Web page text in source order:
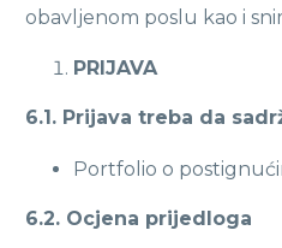
obavljenom poslu kao i
PRIJAVA
6.1. Prijava treba da
Portfolio o
6.2. Ocjena prijedloga